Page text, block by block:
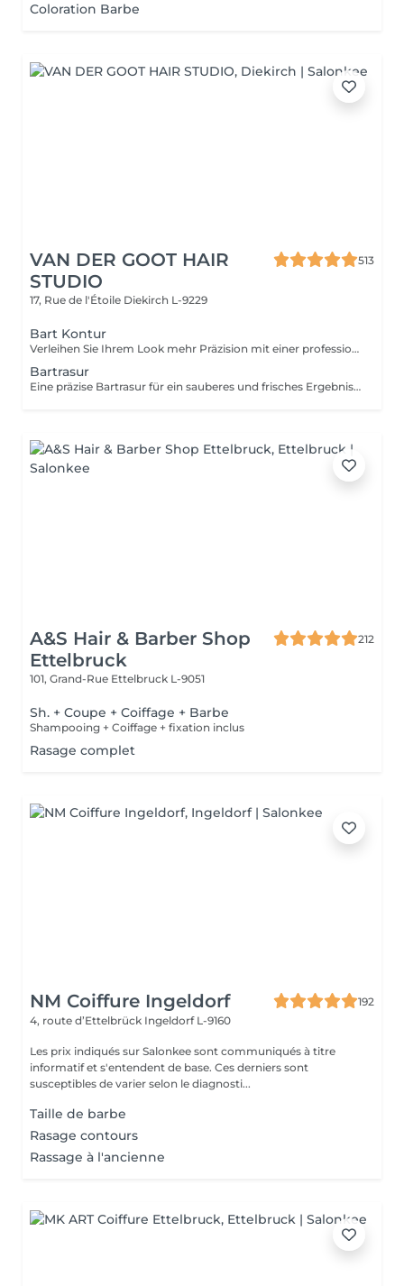
Coloration Barbe
VAN DER GOOT HAIR
STUDIO
513
17, Rue de l'Étoile Diekirch L-9229
Bart Kontur
Verleihen Sie Ihrem Look mehr Präzision mit einer professionellen Bartkontur. Der Bart wird sauber getrimmt, in Form gebracht und exakt definiert. Durch präzise Konturen und sorgfältige Detailarbeit wird Ihre natürliche Gesichtsstruktur optimal betont und ein gepflegtes, klares Ergebnis erzielt.
Bartrasur
Eine präzise Bartrasur für ein sauberes und frisches Ergebnis. Die Haut wird glatt rasiert und fühlt sich weich und gepflegt an.
A&S Hair & Barber Shop
Ettelbruck
212
101, Grand-Rue Ettelbruck L-9051
Sh. + Coupe + Coiffage + Barbe
Shampooing + Coiffage + fixation inclus
Rasage complet
NM Coiffure Ingeldorf
192
4, route d’Ettelbrück Ingeldorf L-9160
Les prix indiqués sur Salonkee sont communiqués à titre
informatif et s'entendent de base. Ces derniers sont
susceptibles de varier selon le diagnosti...
Taille de barbe
Rasage contours
Rassage à l'ancienne